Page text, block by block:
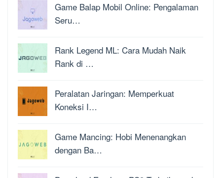
Game Balap Mobil Online: Pengalaman
Seru…
Rank Legend ML: Cara Mudah Naik
Rank di …
Peralatan Jaringan: Memperkuat
Koneksi I…
Game Mancing: Hobi Menenangkan
dengan Ba…